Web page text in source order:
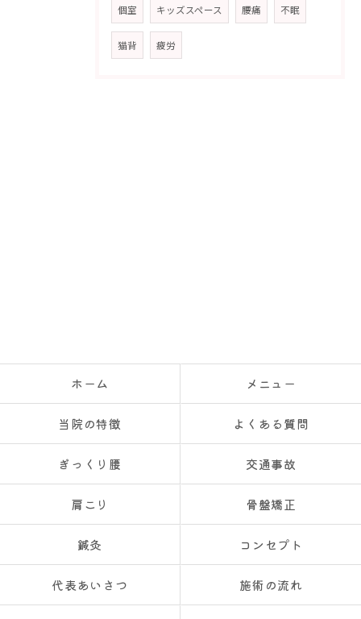
個室 キッズスペース 腰痛 不眠
猫背 疲労
ホーム メニュー
当院の特徴 よくある質問
ぎっくり腰 交通事故
肩こり 骨盤矯正
鍼灸 コンセプト
代表あいさつ 施術の流れ